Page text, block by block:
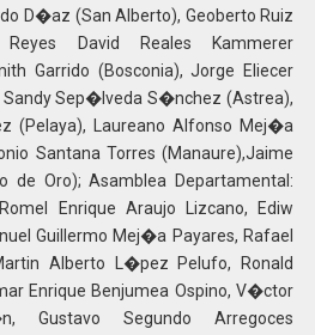
D�az (San Alberto), Geoberto Ruiz
David Reales Kammerer
Garrido (Bosconia), Jorge Eliecer
Sandy Sep�lveda S�nchez (Astrea),
(Pelaya), Laureano Alfonso Mej�a
Santana Torres (Manaure),Jaime
de Oro); Asamblea Departamental:
Enrique Araujo Lizcano, Ediw
Guillermo Mej�a Payares, Rafael
Alberto L�pez Pelufo, Ronald
Enrique Benjumea Ospino, V�ctor
Gustavo Segundo Arregoces